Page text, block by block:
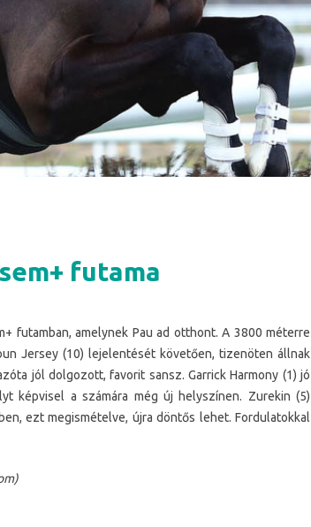
futama
futamban, amelynek Pau ad otthont. A 3800 méterre
Jersey (10) lejelentését követően, tizenöten állnak
jól dolgozott, favorit sansz. Garrick Harmony (1) jó
képvisel a számára még új helyszínen. Zurekin (5)
ezt megismételve, újra döntős lehet. Fordulatokkal